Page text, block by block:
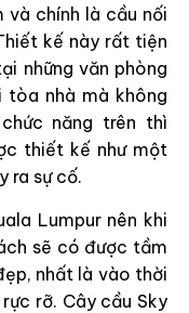
và chính là cầu nối
kế này rất tiện
những văn phòng
tòa nhà mà không
năng trên thì
thiết kế như một
ra sự cố.
Lumpur nên khi
sẽ có được tầm
nhất là vào thời
rỡ. Cây cầu Sky